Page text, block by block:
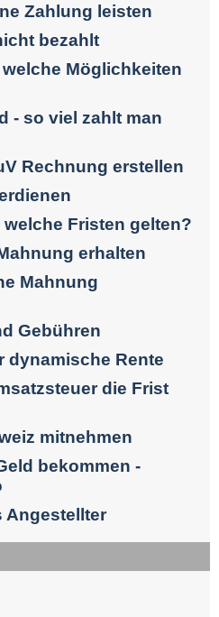
Zahlung leisten
bezahlt
Möglichkeiten
- so viel zahlt man
Rechnung erstellen
Fristen gelten?
erhalten
Mahnung
Gebühren
dynamische Rente
die Frist
mitnehmen
bekommen -
Angestellter